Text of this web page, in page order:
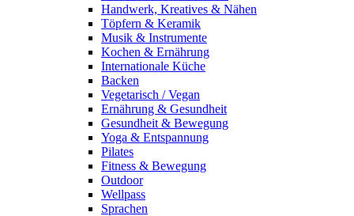
Handwerk, Kreatives & Nähen
Töpfern & Keramik
Musik & Instrumente
Kochen & Ernährung
Internationale Küche
Backen
Vegetarisch / Vegan
Ernährung & Gesundheit
Gesundheit & Bewegung
Yoga & Entspannung
Pilates
Fitness & Bewegung
Outdoor
Wellpass
Sprachen